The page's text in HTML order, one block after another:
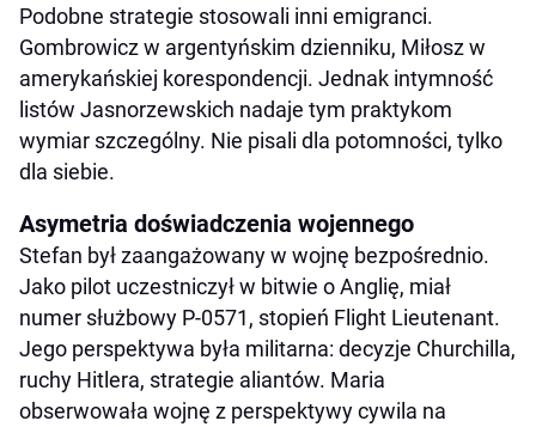
Podobne strategie stosowali inni emigranci.
Gombrowicz w argentyńskim dzienniku, Miłosz w
amerykańskiej korespondencji. Jednak intymność
listów Jasnorzewskich nadaje tym praktykom
wymiar szczególny. Nie pisali dla potomności, tylko
dla siebie.
Asymetria doświadczenia wojennego
Stefan był zaangażowany w wojnę bezpośrednio.
Jako pilot uczestniczył w bitwie o Anglię, miał
numer służbowy P-0571, stopień Flight Lieutenant.
Jego perspektywa była militarna: decyzje Churchilla,
ruchy Hitlera, strategie aliantów. Maria
obserwowała wojnę z perspektywy cywila na